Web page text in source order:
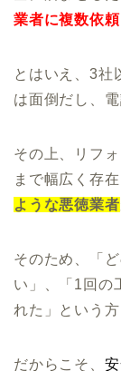
業者に複数依
とはいえ、3社
は面倒だし、
その上、リフ
まで幅広く存
ような悪徳業者
そのため、「
い」、「1回の
れた」という
だからこそ、